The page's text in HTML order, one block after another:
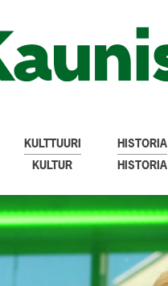
KULTTUURI
KULTUR
HISTORIA
HISTORIA